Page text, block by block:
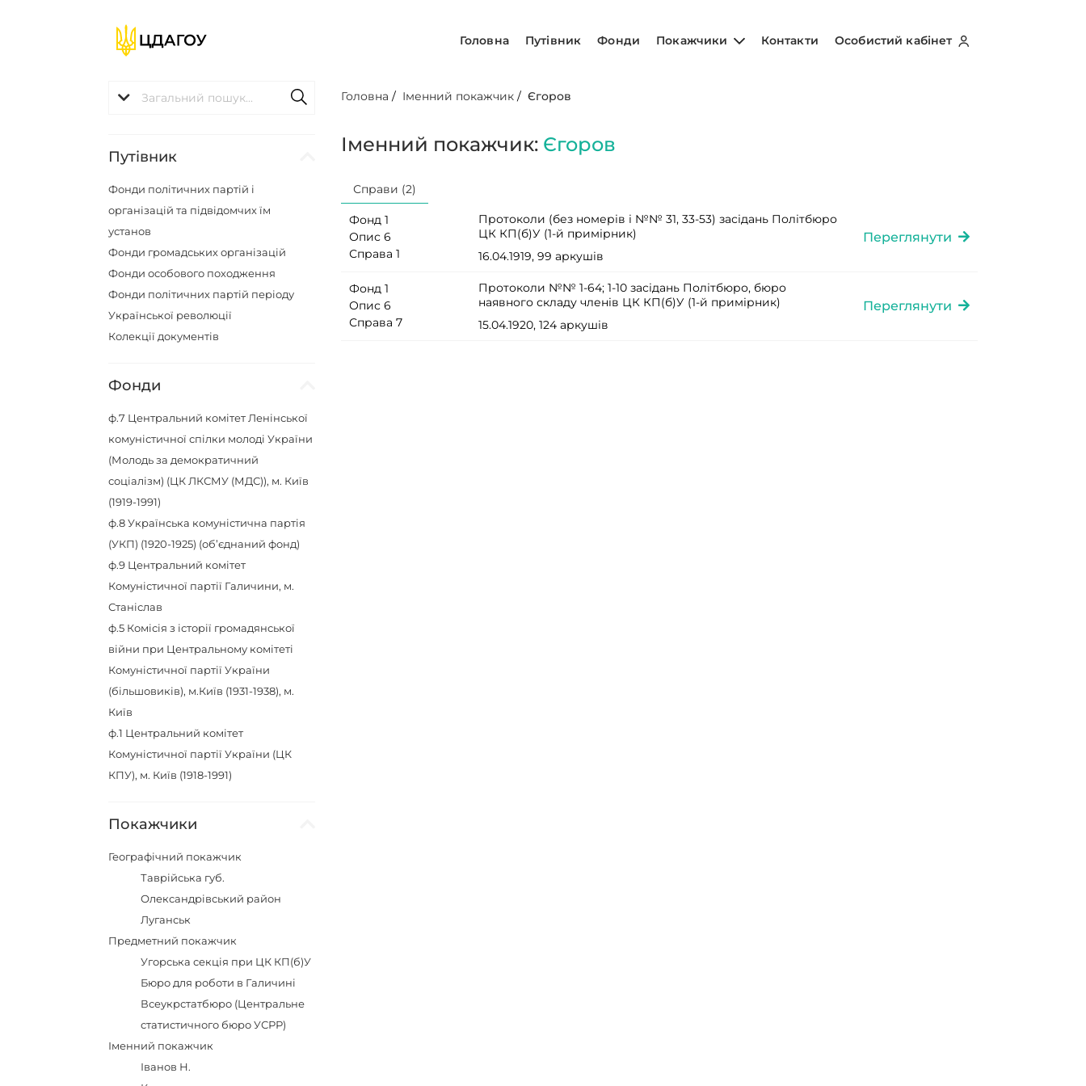
Головна Путівник Фонди Покажчики Контакти Особистий кабінет
Путівник
Фонди політичних партій і
організацій та підвідомчих їм
установ
Фонди громадських організацій
Фонди особового походження
Фонди політичних партій періоду
Української революції
Колекції документів
Фонди
ф.7 Центральний комітет Ленінської
комуністичної спілки молоді України
(Молодь за демократичний
соціалізм) (ЦК ЛКСМУ (МДС)), м. Київ
(1919-1991)
ф.8Українська комуністична партія
(УКП) (1920-1925) (об’єднаний фонд)
ф.9 Центральний комітет
Комуністичної партії Галичини, м.
Станіслав
ф.5 Комісія з історії громадянської
війни при Центральному комітеті
Комуністичної партії України
(більшовиків), м.Київ (1931-1938), м.
Київ
ф.1 Центральний комітет
Комуністичної партії України (ЦК
КПУ), м. Київ (1918-1991)
Покажчики
Географічний покажчик
Таврійська губ.
Олександрівський район
Луганськ
Предметний покажчик
Угорська секція при ЦК КП(б)У
Бюро для роботи в Галичині
Всеукрстатбюро (Центральне
статистичного бюро УСРР)
Іменний покажчик
Іванов Н.
Головна / Іменний покажчик /Єгоров
Іменний покажчик: Єгоров
Справи (2)
Фонд 1
Опис 6
Справа 1
Протоколи (без номерів і №№ 31, 33-53) засідань Політбюро
ЦК КП(б)У (1-й примірник)
16.04.1919, 99 аркушів
Переглянути
Фонд 1
Опис 6
Справа 7
Протоколи №№ 1-64; 1-10 засідань Політбюро, бюро
наявного складу членів ЦК КП(б)У (1-й примірник)
15.04.1920, 124 аркушів
Переглянути